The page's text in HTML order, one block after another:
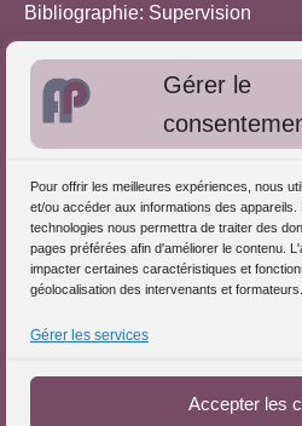
Gérer le
Pour offrir les meilleures expériences, nous
et/ou accéder aux informations des appareils.
technologies nous permettra de traiter des
pages préférées afin d'améliorer le contenu.
impacter certaines caractéristiques et
géolocalisation des intervenants et formateurs.
Gérer les services
Accepter les
Bibliographie: Supervision
Approches de l'Analyse des
S'inscrire dans l'Annuaire
Publiez vos formations
Charte déontologique